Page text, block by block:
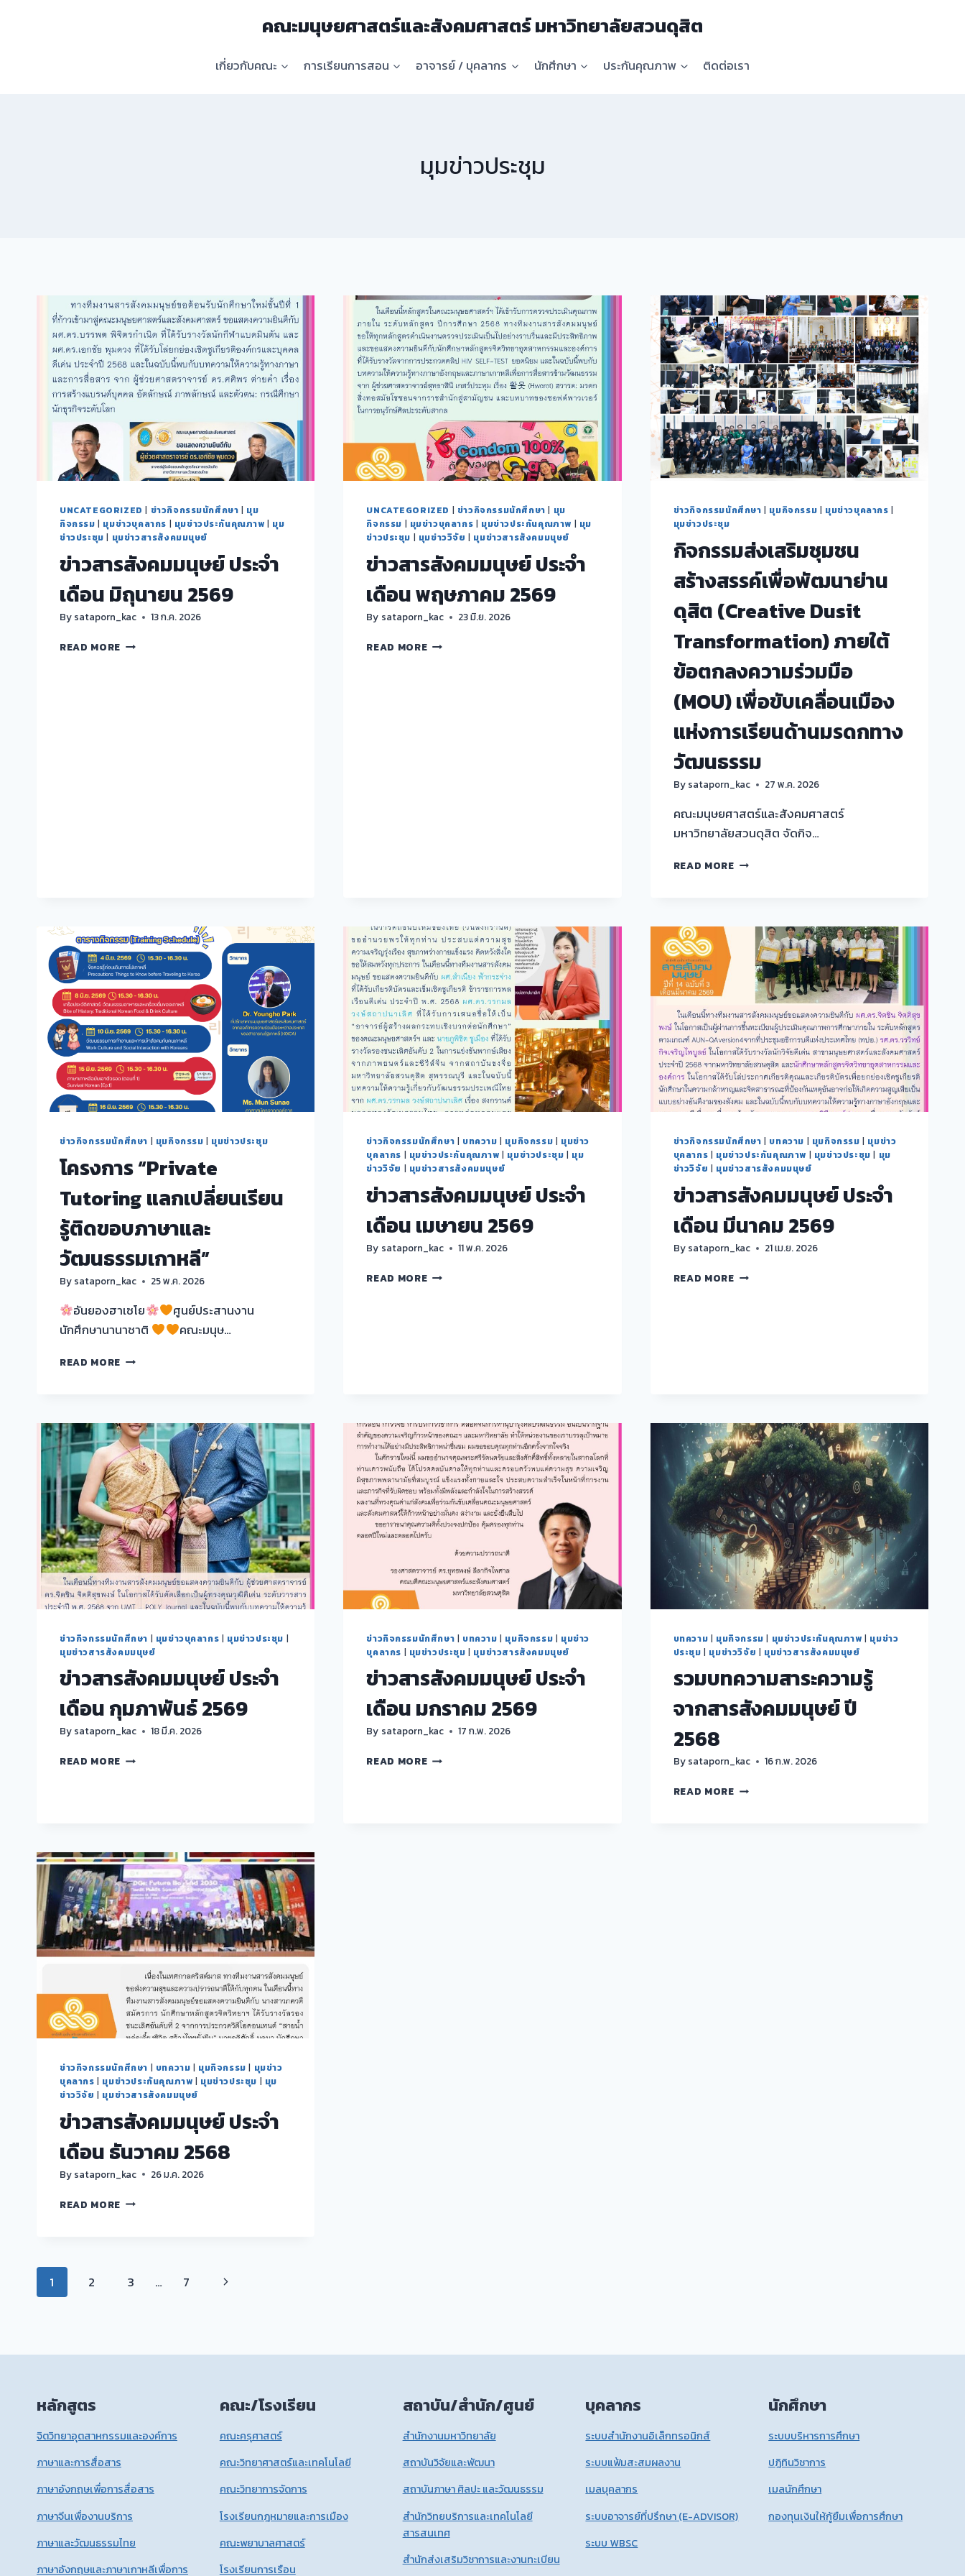
คณะมนุษยศาสตร์และสังคมศาสตร์ มหาวิทยาลัยสวนดุสิต
เกี่ยวกับคณะ การเรียนการสอน อาจารย์ / บุคลากร นักศึกษา ประกันคุณภาพ ติดต่อเรา
มุมข่าวประชุม
UNCATEGORIZED | ข่าวกิจกรรมนักศึกษา | มุม
กิจกรรม | มุมข่าวบุคลากร | มุมข่าวประกันคุณภาพ | มุม
ข่าวประชุม | มุมข่าวสารสังคมมนุษย์
ข่าวสารสังคมมนุษย์ ประจำ
เดือน มิถุนายน 2569
By sataporn_kac 13 ก.ค. 2026
READ MORE ข่าวสาร
UNCATEGORIZED | ข่าวกิจกรรมนักศึกษา | มุม
กิจกรรม | มุมข่าวบุคลากร | มุมข่าวประกันคุณภาพ | มุม
ข่าวประชุม | มุมข่าววิจัย | มุมข่าวสารสังคมมนุษย์
ข่าวสารสังคมมนุษย์ ประจำ
เดือน พฤษภาคม 2569
By sataporn_kac 23 มิ.ย. 2026
READ MOREข่าวสาร
ข่าวกิจกรรมนักศึกษา | มุมกิจกรรม | มุมข่าวบุคลากร |
มุมข่าวประชุม
กิจกรรมส่งเสริมชุมชน
สร้างสรรค์เพื่อพัฒนาย่าน
ดุสิต (Creative Dusit
Transformation) ภายใต้
ข้อตกลงความร่วมมือ
(MOU) เพื่อขับเคลื่อนเมือง
แห่งการเรียนด้านมรดกทาง
วัฒนธรรม
By sataporn_kac 27 พ.ค. 2026
คณะมนุษยศาสตร์และสังคมศาสตร์
มหาวิทยาลัยสวนดุสิต จัดกิจ…
READ MOREกิจกรรม
พัฒนา
ดุสิต
(CREATIVE
DUSIT
TRANSFORMATION)
ภาย
ใต้
ข้อ
ตกลง
ความ
มือ
(MOU)
เพื่อ
เคลื่อน
แห่ง
เรียน
มรดก
ข่าวกิจกรรมนักศึกษา มุมกิจกรรม มุมข่าวประชุม
โครงการ “Private
Tutoring แลกเปลี่ยนเรียน
รู้ติดขอบภาษาและ
วัฒนธรรมเกาหลี”
By sataporn_kac 25 พ.ค. 2026
อันยองฮาเซโย
ศูนย์ประสานงาน
นักศึกษานานาชาติ
คณะมนุษ…
READ MORE โครงการ
เรียน
รู้
ติด
ขอบ
ภาษา
และ
วัฒนธรรม
เกาหลี”
ข่าวกิจกรรมนักศึกษา บทความ มุมกิจกรรม
มุมข่าว
บุคลากร
มุมข่าวประกันคุณภาพ มุมข่าวประชุม
มุม
ข่าววิจัย
มุมข่าวสารสังคมมนุษย์
ข่าวสารสังคมมนุษย์ ประจำ
เดือน เมษายน 2569
By sataporn_kac 11 พ.ค. 2026
READ MOREข่าวสาร
ข่าวกิจกรรมนักศึกษา บทความ มุมกิจกรรม
มุมข่าว
บุคลากร
มุมข่าวประกันคุณภาพ มุมข่าวประชุม
มุม
ข่าววิจัย
มุมข่าวสารสังคมมนุษย์
ข่าวสารสังคมมนุษย์ ประจำ
เดือน มีนาคม 2569
By sataporn_kac 21 เม.ย. 2026
READ MOREข่าวสาร
ข่าวกิจกรรมนักศึกษา | มุมข่าวบุคลากร | มุมข่าวประชุม |
มุมข่าวสารสังคมมนุษย์
ข่าวสารสังคมมนุษย์ ประจำ
เดือน กุมภาพันธ์ 2569
By sataporn_kac 18 มี.ค. 2026
READ MORE ข่าวสาร
ข่าวกิจกรรมนักศึกษา | บทความ | มุมกิจกรรม | มุมข่าว
บุคลากร | มุมข่าวประชุม | มุมข่าวสารสังคมมนุษย์
ข่าวสารสังคมมนุษย์ ประจำ
เดือน มกราคม 2569
By sataporn_kac 17 ก.พ. 2026
READ MOREข่าวสาร
บทความ | มุมกิจกรรม | มุมข่าวประกันคุณภาพ | มุมข่าว
ประชุม | มุมข่าววิจัย | มุมข่าวสารสังคมมนุษย์
รวมบทความสาระความรู้
จากสารสังคมมนุษย์ ปี
2568
By sataporn_kac 16 ก.พ. 2026
READ MOREรวม
ข่าวกิจกรรมนักศึกษา | บทความ | มุมกิจกรรม | มุมข่าว
บุคลากร | มุมข่าวประกันคุณภาพ | มุมข่าวประชุม | มุม
ข่าววิจัย | มุมข่าวสารสังคมมนุษย์
ข่าวสารสังคมมนุษย์ ประจำ
เดือน ธันวาคม 2568
By sataporn_kac 26 ม.ค. 2026
READ MORE ข่าวสาร
ธันวาคม
2568
Page
1 2 3 … 7
Next
หลักสูตร
จิตวิทยาอุตสาหกรรมและองค์การ
ภาษาและการสื่อสาร
ภาษาอังกฤษเพื่อการสื่อสาร
ภาษาจีนเพื่องานบริการ
ภาษาและวัฒนธรรมไทย
ภาษาอังกฤษและภาษาเกาหลีเพื่อการ
คณะ/โรงเรียน
คณะครุศาสตร์
คณะวิทยาศาสตร์และเทคโนโลยี
คณะวิทยาการจัดการ
โรงเรียนกฎหมายและการเมือง
คณะพยาบาลศาสตร์
โรงเรียนการเรือน
สถาบัน/สำนัก/ศูนย์
สำนักงานมหาวิทยาลัย
สถาบันวิจัยและพัฒนา
สถาบันภาษา ศิลปะ และวัฒนธรรม
สำนักวิทยบริการและเทคโนโลยี
สารสนเทศ
สำนักส่งเสริมวิชาการและงานทะเบียน
บุคลากร
ระบบสำนักงานอิเล็กทรอนิกส์
ระบบแฟ้มสะสมผลงาน
เมลบุคลากร
ระบบอาจารย์ที่ปรึกษา (E-ADVISOR)
ระบบ WBSC
นักศึกษา
ระบบบริหารการศึกษา
ปฎิทินวิชาการ
เมลนักศึกษา
กองทุนเงินให้กู้ยืมเพื่อการศึกษา